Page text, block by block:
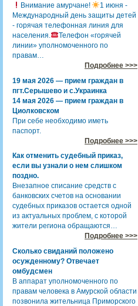
Внимание амурчане!
1 июня -
Международный день защиты детей
- горячая телефонная линия для
населения.
Телефон «горячей
линии» уполномоченного по
правам…
Подробнее >>>
19 мая 2026 — прием граждан в
пгт.Серышево и с.Украинка
14 мая 2026 — прием граждан в
Циолковском
При себе необходимо иметь
паспорт.
Подробнее >>>
Как отменить судебный приказ,
если вы узнали о нем слишком
поздно.
Внезапное списание средств с
банковских счетов на основании
судебных приказов остается одной
из актуальных проблем, с которой
жители региона обращаются…
Подробнее >>>
Сколько свиданий положено
осужденному? Отвечает
омбудсмен
В аппарат уполномоченного по
правам человека в Амурской области
позвонила жительница Приморского